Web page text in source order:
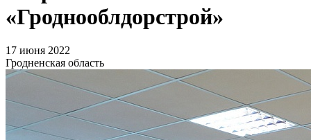
«Гроднооблдорстрой»
17 июня 2022
Гродненская область